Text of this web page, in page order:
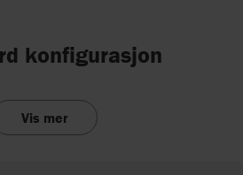
konfigurasjon
Vis mer